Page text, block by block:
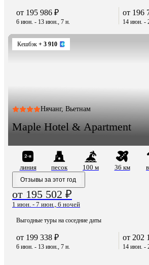
от 195 986 ₽
6 июн. - 13 июн., 7 н.
от 196
14 июн. -
Кешбэк + 3 910
Нячанг, Вьетнам
Maple Hotel & Apartment
линия песок 100 м 36 км
Отзывы за этот год
от 195 502 ₽
1 июн. - 7 июн., 6 ночей
Выгодные туры на соседние даты
от 199 338 ₽
6 июн. - 13 июн., 7 н.
от 202
14 июн. -